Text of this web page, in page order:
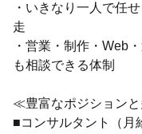
・いきなり一人で任
走
・営業・制作・Web
も相談できる体制
≪豊富なポジション
■コンサルタント（月